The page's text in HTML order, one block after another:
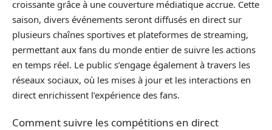
croissante grâce à une couverture médiatique accrue. Cette
saison, divers événements seront diffusés en direct sur
plusieurs chaînes sportives et plateformes de streaming,
permettant aux fans du monde entier de suivre les actions
en temps réel. Le public s’engage également à travers les
réseaux sociaux, où les mises à jour et les interactions en
direct enrichissent l’expérience des fans.
Comment suivre les compétitions en direct